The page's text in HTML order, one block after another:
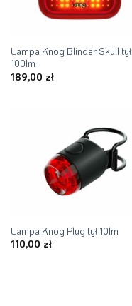
Lampa Knog Blinder Skull tył
100lm
189,00 zł
Lampa Knog Plug tył 10lm
110,00 zł